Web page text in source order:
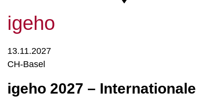
igeho
13.11.2027
CH-Basel
igeho 2027 – Internationale